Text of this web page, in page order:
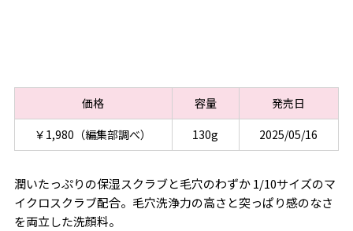
価格 容量
発売日
￥1,980（編集部調べ）
130g 2025/05/16
潤いたっぷりの保湿スクラブと毛穴のわずか 1/10サイズのマ
イクロスクラブ配合。毛穴洗浄力の高さと突っぱり感のなさ
を両立した洗顔料。